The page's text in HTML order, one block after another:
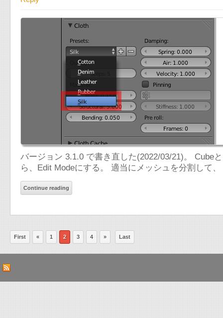
バージョン 3.1.0 で書き直した(2022/03/21)。 Cube
ら、Edit Modeにする。 適当にメッシュを分割して
Continue reading
First « 1 2 3 4 » Last